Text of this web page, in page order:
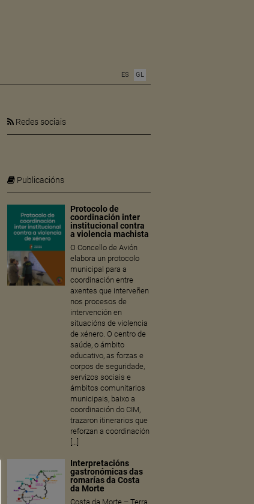
ES GL
Redes sociais
Publicacións
Protocolo de
coordinación inter
institucional contra
a violencia machista
O Concello de Avión
elabora un protocolo
municipal para a
coordinación entre
axentes que interveñen
nos procesos de
intervención en
situacións de violencia
de xénero. O centro de
saúde, o ámbito
educativo, as forzas e
corpos de seguridade,
servizos sociais e
ámbitos comunitarios
municipais, baixo a
coordinación do CIM,
trazaron itinerarios que
reforzan a coordinación
[…]
Interpretacións
gastronómicas das
romarías da Costa
da Morte
Costa da Morte – Terra